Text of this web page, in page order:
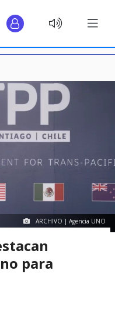
ARCHIVO | Agencia UNO
para